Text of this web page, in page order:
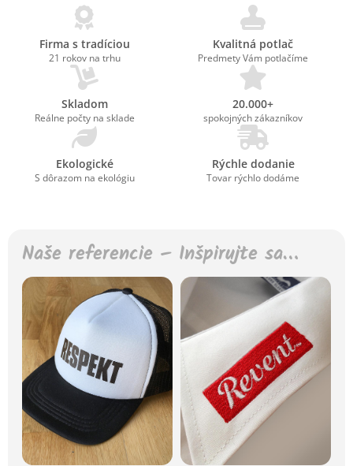
Firma s tradíciou
21 rokov na trhu
Kvalitná potlač
Predmety Vám potlačíme
Skladom
Reálne počty na sklade
20.000+
spokojných zákazníkov
Ekologické
S dôrazom na ekológiu
Rýchle dodanie
Tovar rýchlo dodáme
Naše referencie – Inšpirujte sa…